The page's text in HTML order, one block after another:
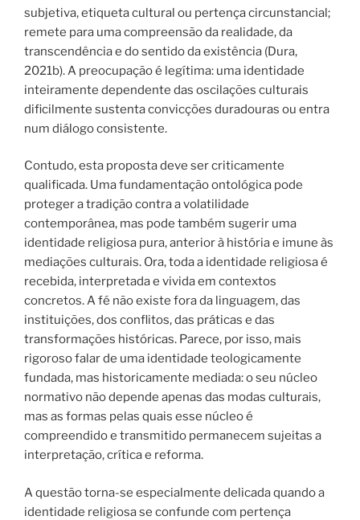
subjetiva, etiqueta cultural ou pertença circunstancial;
remete para uma compreensão da realidade, da
transcendência e do sentido da existência (Dura,
2021b). A preocupação é legítima: uma identidade
inteiramente dependente das oscilações culturais
dificilmente sustenta convicções duradouras ou entra
num diálogo consistente.
Contudo, esta proposta deve ser criticamente
qualificada. Uma fundamentação ontológica pode
proteger a tradição contra a volatilidade
contemporânea, mas pode também sugerir uma
identidade religiosa pura, anterior à história e imune às
mediações culturais. Ora, toda a identidade religiosa é
recebida, interpretada e vivida em contextos
concretos. A fé não existe fora da linguagem, das
instituições, dos conflitos, das práticas e das
transformações históricas. Parece, por isso, mais
rigoroso falar de uma identidade teologicamente
fundada, mas historicamente mediada: o seu núcleo
normativo não depende apenas das modas culturais,
mas as formas pelas quais esse núcleo é
compreendido e transmitido permanecem sujeitas a
interpretação, crítica e reforma.
A questão torna-se especialmente delicada quando a
identidade religiosa se confunde com pertença